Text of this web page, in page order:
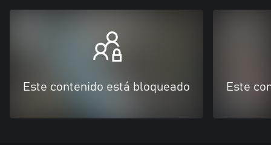
Este contenido está bloqueado Este